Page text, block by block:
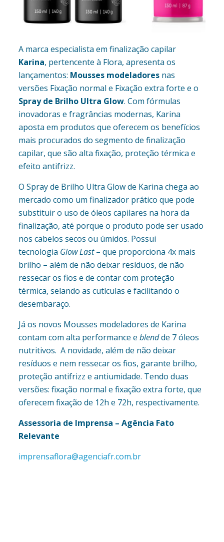
A marca especialista em finalização capilar
Karina, pertencente à Flora, apresenta os
lançamentos: Mousses modeladoresnas
versões Fixação normal e Fixação extra forte e o
Spray de Brilho Ultra Glow. Com fórmulas
inovadoras e fragrâncias modernas, Karina
aposta em produtos que oferecem os benefícios
mais procurados do segmento de finalização
capilar, que são alta fixação, proteção térmica e
efeito antifrizz.
O Spray de Brilho Ultra Glow de Karina chega ao
mercado como um finalizador prático que pode
substituir o uso de óleos capilares na hora da
finalização, até porque o produto pode ser usado
nos cabelos secos ou úmidos. Possui
tecnologia Glow Last– que proporciona 4x mais
brilho – além de não deixar resíduos, de não
ressecar os fios e de contar com proteção
térmica, selando as cutículas e facilitando o
desembaraço.
Já os novos Mousses modeladores de Karina
contam com alta performance e blendde 7 óleos
nutritivos. A novidade, além de não deixar
resíduos e nem ressecar os fios, garante brilho,
proteção antifrizz e antiumidade. Tendo duas
versões: fixação normal e fixação extra forte, que
oferecem fixação de 12h e 72h, respectivamente.
Assessoria de Imprensa – Agência Fato
Relevante
imprensaflora@agenciafr.com.br